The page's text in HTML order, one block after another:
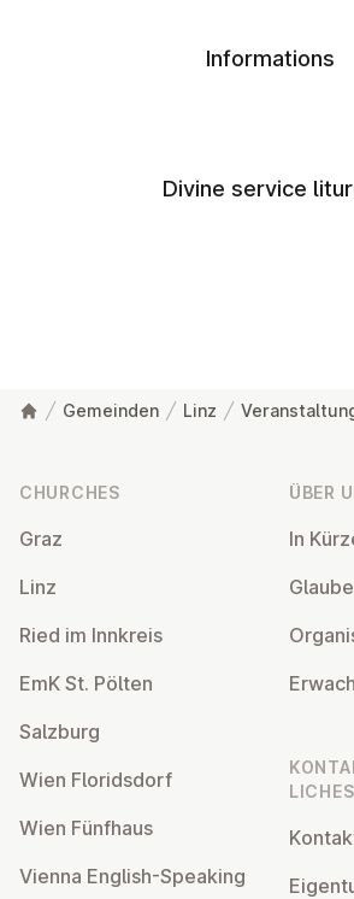
Informations
Divine service
Gemeinden Linz
CHURCHES
Graz
Linz
Ried im Innkreis
EmK St. Pölten
Salzburg
Wien Flor­idsdorf
Wien Fünfhaus
Vienna English-Speaking
ÜBER
In
LICHES